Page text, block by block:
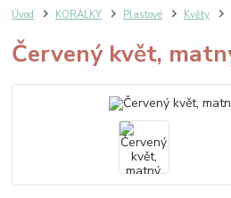
Úvod KORÁLKY Plastové Květy
Červený květ,